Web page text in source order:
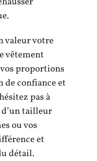
valeur votre
vêtement
proportions
de confiance et
pas à
tailleur
ou vos
et
détail.